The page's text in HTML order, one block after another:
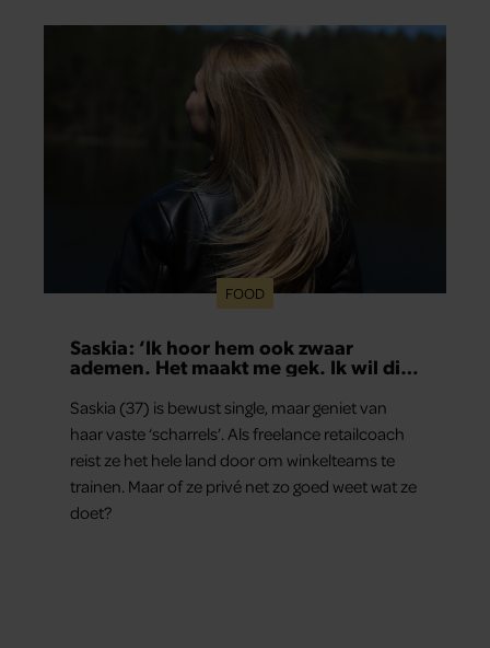
FOOD
Saskia: ‘Ik hoor hem ook zwaar
ademen. Het maakt me gek. Ik wil die
Saskia (37) is bewust single, maar geniet van
haar vaste ‘scharrels’. Als freelance retailcoach
reist ze het hele land door om winkelteams te
trainen. Maar of ze privé net zo goed weet wat ze
doet?